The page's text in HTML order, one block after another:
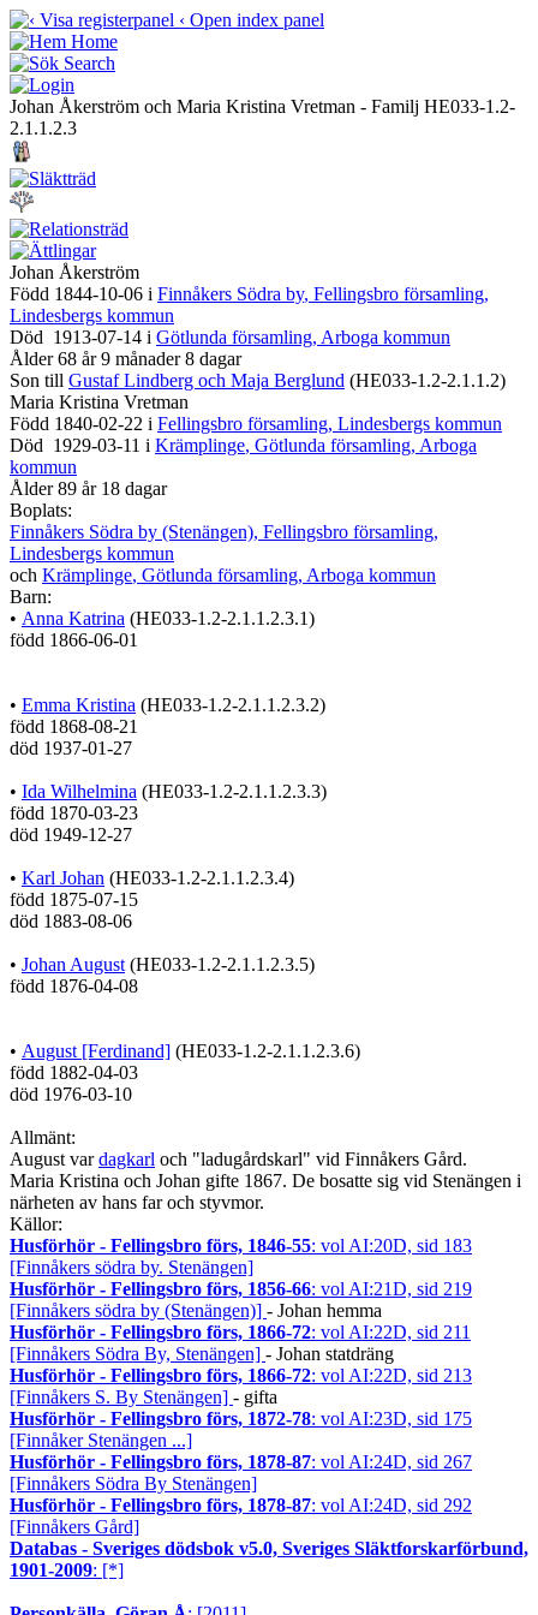
Johan Åkerström och Maria Kristina Vretman - Familj HE033-1.2-
2.1.1.2.3
Johan Åkerström
Född 1844-10-06 i Finnåkers Södra by, Fellingsbro församling,
Lindesbergs kommun
Död 1913-07-14 i Götlunda församling, Arboga kommun
Ålder 68 år 9 månader 8 dagar
Son till Gustaf Lindberg och Maja Berglund (HE033-1.2-2.1.1.2)
Maria Kristina Vretman
Född 1840-02-22 i Fellingsbro församling, Lindesbergs kommun
Död 1929-03-11 i Krämplinge, Götlunda församling, Arboga
kommun
Ålder 89 år 18 dagar
Boplats:
Finnåkers Södra by (Stenängen), Fellingsbro församling,
Lindesbergs kommun
och Krämplinge, Götlunda församling, Arboga kommun
Barn:
• Anna Katrina (HE033-1.2-2.1.1.2.3.1)
född 1866-06-01
• Emma Kristina (HE033-1.2-2.1.1.2.3.2)
född 1868-08-21
död 1937-01-27
• Ida Wilhelmina (HE033-1.2-2.1.1.2.3.3)
född 1870-03-23
död 1949-12-27
• Karl Johan (HE033-1.2-2.1.1.2.3.4)
född 1875-07-15
död 1883-08-06
• Johan August (HE033-1.2-2.1.1.2.3.5)
född 1876-04-08
• August [Ferdinand] (HE033-1.2-2.1.1.2.3.6)
född 1882-04-03
död 1976-03-10
Allmänt:
August vardagkarl och "ladugårdskarl" vid Finnåkers Gård.
Maria Kristina och Johan gifte 1867. De bosatte sig vid Stenängen i
närheten av hans far och styvmor.
Källor:
Husförhör - Fellingsbro förs, 1846-55: vol AI:20D, sid 183
[Finnåkers södra by. Stenängen]
Husförhör - Fellingsbro förs, 1856-66: vol AI:21D, sid 219
[Finnåkers södra by (Stenängen)] - Johan hemma
Husförhör - Fellingsbro förs, 1866-72: vol AI:22D, sid 211
[Finnåkers Södra By, Stenängen] - Johan statdräng
Husförhör - Fellingsbro förs, 1866-72: vol AI:22D, sid 213
[Finnåkers S. By Stenängen] - gifta
Husförhör - Fellingsbro förs, 1872-78: vol AI:23D, sid 175
[Finnåker Stenängen ...]
Husförhör - Fellingsbro förs, 1878-87: vol AI:24D, sid 267
[Finnåkers Södra By Stenängen]
Husförhör - Fellingsbro förs, 1878-87: vol AI:24D, sid 292
[Finnåkers Gård]
Databas - Sveriges dödsbok v5.0, Sveriges Släktforskarförbund,
1901-2009: [*]